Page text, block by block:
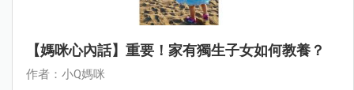
【媽咪心內話】重要！家有獨生子女如何教養？
作者：小Q媽咪